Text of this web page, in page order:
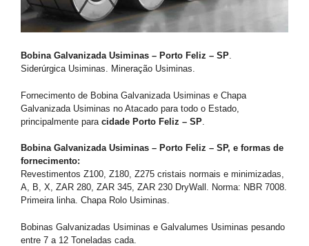
Bobina Galvanizada Usiminas – Porto Feliz – SP.
Siderúrgica Usiminas. Mineração Usiminas.
Fornecimento de Bobina Galvanizada Usiminas e Chapa
Galvanizada Usiminas no Atacado para todo o Estado,
principalmente para cidade Porto Feliz – SP
Bobina Galvanizada Usiminas – Porto Feliz – SP, e formas de
fornecimento:
Revestimentos Z100, Z180, Z275 cristais normais e minimizadas,
A, B, X, ZAR 280, ZAR 345, ZAR 230 DryWall. Norma: NBR 7008.
Primeira linha. Chapa Rolo Usiminas.
Bobinas Galvanizadas Usiminas e Galvalumes Usiminas pesando
entre 7 a 12 Toneladas cada.